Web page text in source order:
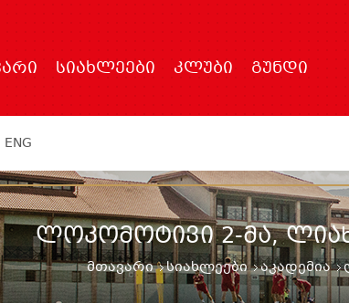
ᲡᲘᲐᲮᲚᲔᲔᲑᲘ ᲙᲚᲣᲑᲘ ᲒᲣᲜᲓᲘ
ENG
ᲚᲝᲙᲝᲛᲝᲢᲘᲕᲘ 2-ᲛᲐ,
მთავარი სიახლეები აკადემია